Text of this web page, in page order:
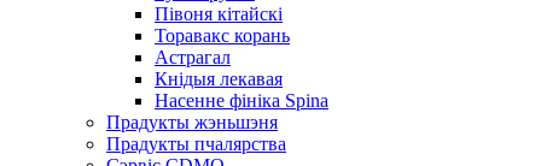
Півоня кітайскі
Торавакс корань
Астрагал
Кнідыя лекавая
Насенне фініка Spina
Прадукты жэньшэня
Прадукты пчалярства